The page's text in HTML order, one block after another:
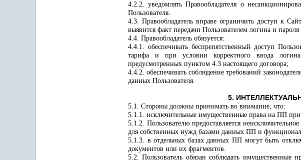
4.2.2. уведомлять Правообладателя о
Пользователя.
4.3. Правообладатель вправе ограничить доступ к
выявится факт передачи Пользователем логина и
4.4. Правообладатель обязуется:
4.4.1. обеспечивать беспрепятственный доступ
тарифа и при условии корректного ввода
предусмотренных пунктом 4.3 настоящего договора;
4.4.2. обеспечивать соблюдение требований
данных Пользователя.
5.
5.1. Стороны должны принимать во внимание, что:
5.1.1. исключительные имущественные права на ПП
5.1.2. Пользователю предоставляется
для собственных нужд базами данных ПП и
5.1.3. в отдельных базах данных ПП могут быть
документов или их фрагментов.
5.2. Пользователь обязан соблюдать